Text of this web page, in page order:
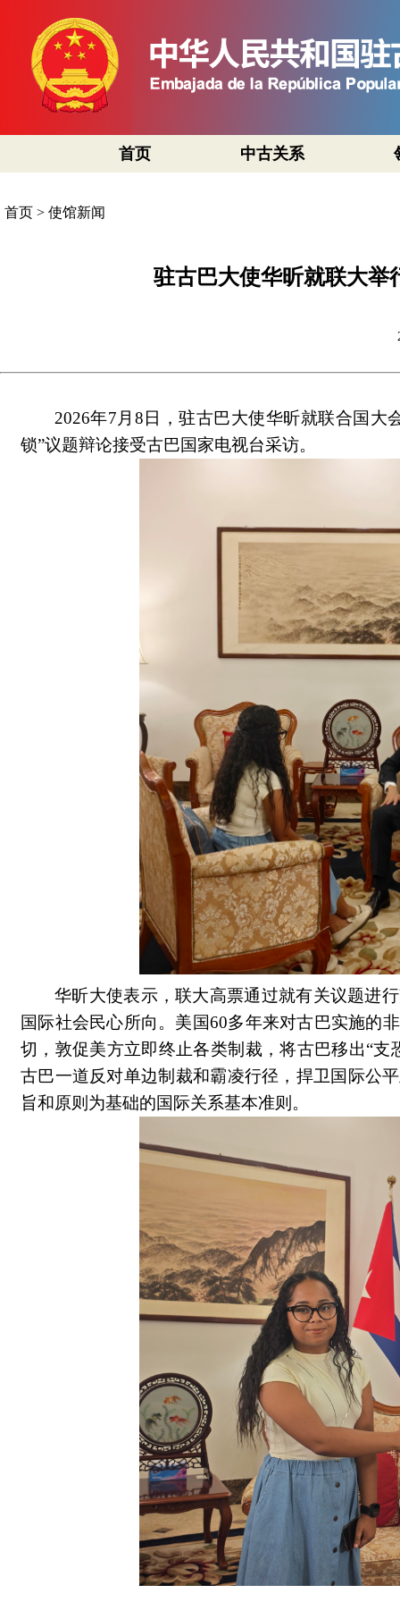
首页 中古关系
首页 > 使馆新闻
驻古巴大使华昕就联大举
2026年7月8日，驻古巴大使华昕就联合国大
锁”议题辩论接受古巴国家电视台采访。
华昕大使表示，联大高票通过就有关议题进
国际社会民心所向。美国60多年来对古巴实施的
切，敦促美方立即终止各类制裁，将古巴移出“
古巴一道反对单边制裁和霸凌行径，捍卫国际公
旨和原则为基础的国际关系基本准则。